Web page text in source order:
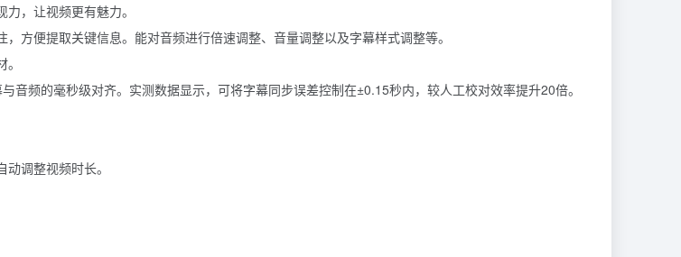
，让视频更有魅力。
方便提取关键信息。 能对音频进行倍速调整、音量调整以及字幕样式调整等。
音频的毫秒级对齐。实测数据显示，可将字幕同步误差控制在±0.15秒内，较人工校对效率提升20倍。
调整视频时长。